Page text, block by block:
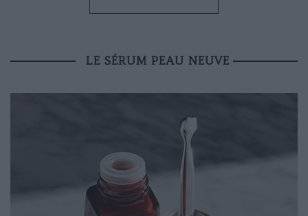
LE SÉRUM PEAU NEUVE